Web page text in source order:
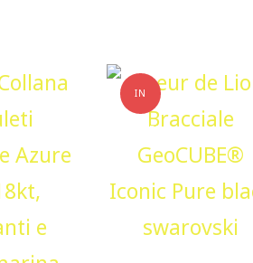
IN
OFFERTA!